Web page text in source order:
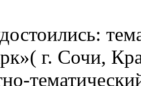
г. Сочи,